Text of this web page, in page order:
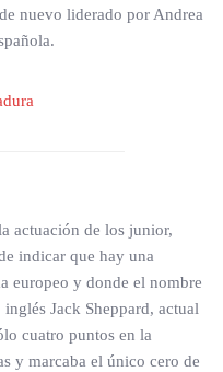
nuevo liderado por Andrea
actuación de los junior,
indicar que hay una
europeo y donde el nombre
Jack Sheppard, actual
cuatro puntos en la
y marcaba el único cero de